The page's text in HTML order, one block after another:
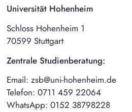
Universität Hohenheim
Schloss Hohenheim 1
70599 Stuttgart
Zentrale Studienberatung:
Email: zsb@uni-hohenheim.de
Telefon: 0711 459 22064
WhatsApp: 0152 38798228